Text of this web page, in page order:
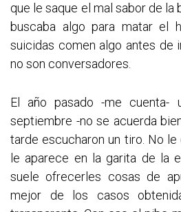
que le saque el mal sabor de la
buscaba algo para matar el
suicidas comen algo antes de
no son conversadores.
El año pasado -me
septiembre -no se acuerda
tarde escucharon un tiro. No
le aparece en la garita de la
suele ofrecerles cosas de
mejor de los casos